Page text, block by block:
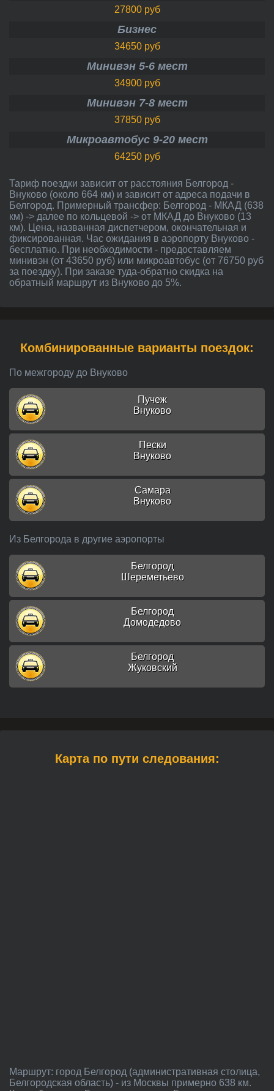
27800 руб
Бизнес
34650 руб
Минивэн 5-6 мест
34900 руб
Минивэн 7-8 мест
37850 руб
Микроавтобус 9-20 мест
64250 руб
Тариф поездки зависит от расстояния Белгород -
Внуково (около 664 км) и зависит от адреса подачи в
Белгород. Примерный трансфер: Белгород - МКАД (638
км) -> далее по кольцевой -> от МКАД до Внуково (13
км). Цена, названная диспетчером, окончательная и
фиксированная. Час ожидания в аэропорту Внуково -
бесплатно. При необходимости - предоставляем
минивэн (от 43650 руб) или микроавтобус (от 76750 руб
за поездку). При заказе туда-обратно скидка на
обратный маршрут из Внуково до 5%.
Комбинированные варианты поездок:
По межгороду до Внуково
Пучеж
Внуково
Пески
Внуково
Самара
Внуково
Из Белгорода в другие аэропорты
Белгород
Шереметьево
Белгород
Домодедово
Белгород
Жуковский
Карта по пути следования:
Маршрут: город Белгород (административная столица,
Белгородская область) - из Москвы примерно 638 км.